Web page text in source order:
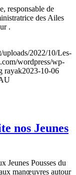
responsable de
des Ailes
.
uploads/2022/10/Les-
wordpress/wp-
rayak2023-10-06
nos Jeunes
Jeunes Pousses du
manœuvres autour